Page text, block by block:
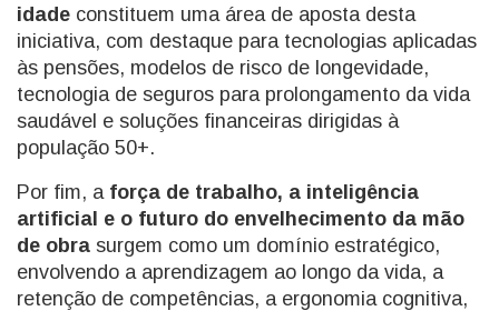
idade constituem uma área de aposta desta
iniciativa, com destaque para tecnologias aplicadas
às pensões, modelos de risco de longevidade,
tecnologia de seguros para prolongamento da vida
saudável e soluções financeiras dirigidas à
população 50+.
Por fim, a força de trabalho, a inteligência
artificial e o futuro do envelhecimento da mão
de obra surgem como um domínio estratégico,
envolvendo a aprendizagem ao longo da vida, a
retenção de competências, a ergonomia cognitiva,